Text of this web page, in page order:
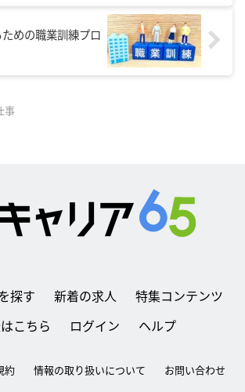
めの職業訓練プロ
事
探す 新着の求人
特集コンテンツ
こちら
ログイン ヘルプ
約 情報の取り扱いについて お問い合わせ